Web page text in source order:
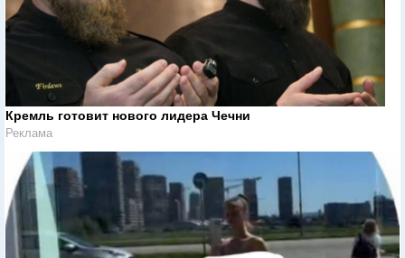
Кремль готовит нового лидера Чечни
Реклама